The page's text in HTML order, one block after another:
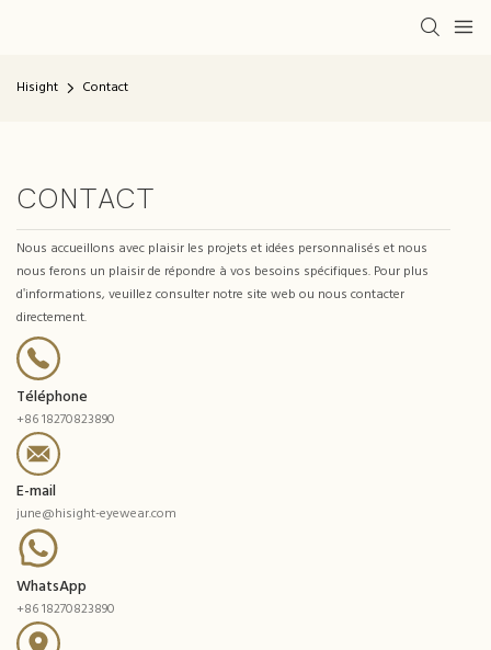
Hisight Contact
CONTACT
Nous accueillons avec plaisir les projets et idées personnalisés et nous
nous ferons un plaisir de répondre à vos besoins spécifiques. Pour plus
d'informations, veuillez consulter notre site web ou nous contacter
directement.
Téléphone
+86 18270823890
E-mail
june@hisight-eyewear.com
WhatsApp
+86 18270823890